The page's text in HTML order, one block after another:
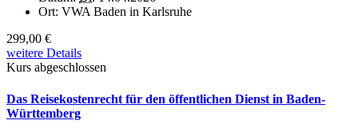
Ort: VWA Baden in Karlsruhe
299,00 €
weitere Details
Kurs abgeschlossen
Das Reisekostenrecht für den öffentlichen Dienst in Baden-
Württemberg